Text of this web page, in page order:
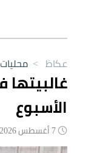
عكاظ > محليات
الأسبوع